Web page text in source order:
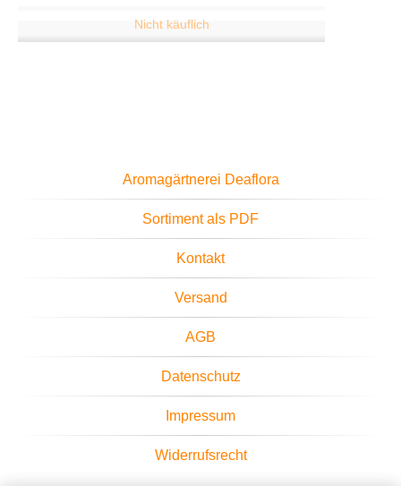
Aromagärtnerei Deaflora
Sortiment als PDF
Kontakt
Versand
AGB
Datenschutz
Impressum
Widerrufsrecht